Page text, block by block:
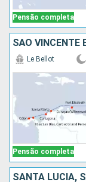
Pensão completa
Pensão completa
Le Bellot